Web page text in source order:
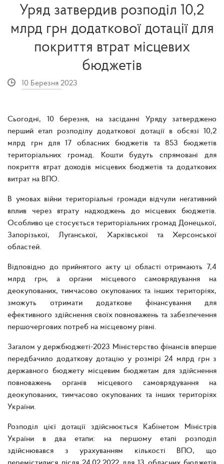
Уряд затвердив розподіл 10,2
млрд грн додаткової дотації для
покриття втрат місцевих
бюджетів
10 Березня 2023
Сьогодні, 10 березня, на засіданні Уряду затверджено
перший етап розподілу додаткової дотації в обсязі 10,2
млрд грн для 17 обласних бюджетів та 853 бюджетів
територіальних громад. Кошти будуть спрямовані для
покриття втрат доходів місцевих бюджетів та додаткових
витрат на ВПО.
В умовах війни територіальні громади відчули негативний
вплив через втрату надходжень до місцевих бюджетів.
Особливо це стосується територіальних громад Донецької,
Запорізької, Луганської, Харківської та Херсонської
областей.
Відповідно до прийнятого акту ці області отримають 7,4
млрд грн, а органи місцевого самоврядування на
деокупованих, тимчасово окупованих та інших територіях,
зможуть отримати додаткове фінансування для
ефективного здійснення своїх повноважень та забезпечення
першочергових потреб на місцевому рівні.
Загалом у держбюджеті-2023 Міністерство фінансів вперше
передбачило додаткову дотацію у розмірі 24 млрд грн з
державного бюджету місцевим бюджетам для здійснення
повноважень органів місцевого самоврядування на
деокупованих, тимчасово окупованих та інших територіях
України.
Розподіл цієї дотації здійснюється Кабінетом Міністрів
України в два етапи: на першому етапі розподіл
здійснювався з урахуванням кількості ВПО, що
перемістилися після 24.02.2022 для 13 обласних бюджетів